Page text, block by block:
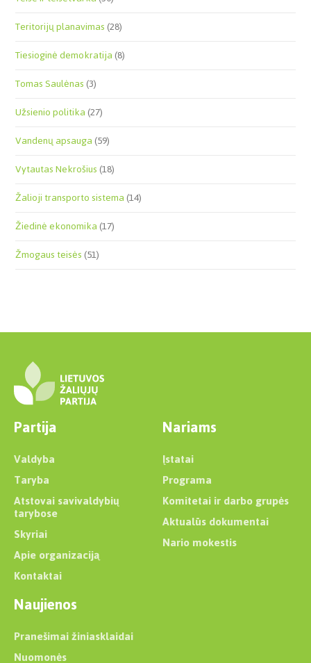
Teritorijų planavimas(28)
Tiesioginė demokratija(8)
Tomas Saulėnas(3)
Užsienio politika(27)
Vandenų apsauga(59)
Vytautas Nekrošius(18)
Žalioji transporto sistema(14)
Žiedinė ekonomika(17)
Žmogaus teisės(51)
Partija
Valdyba
Taryba
Atstovai savivaldybių
tarybose
Skyriai
Apie organizaciją
Kontaktai
Nariams
Įstatai
Programa
Komitetai ir darbo grupės
Aktualūs dokumentai
Nario mokestis
Naujienos
Pranešimai žiniasklaidai
Nuomonės